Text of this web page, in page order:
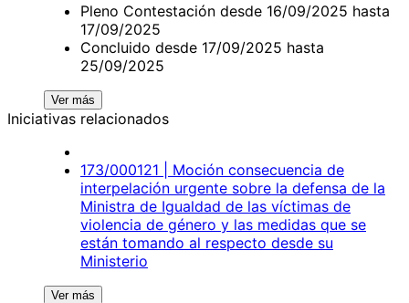
Pleno Contestación desde 16/09/2025 hasta
17/09/2025
Concluido desde 17/09/2025 hasta
25/09/2025
Ver más
Iniciativas relacionados
173/000121 | Moción consecuencia de
interpelación urgente sobre la defensa de la
Ministra de Igualdad de las víctimas de
violencia de género y las medidas que se
están tomando al respecto desde su
Ministerio
Ver más